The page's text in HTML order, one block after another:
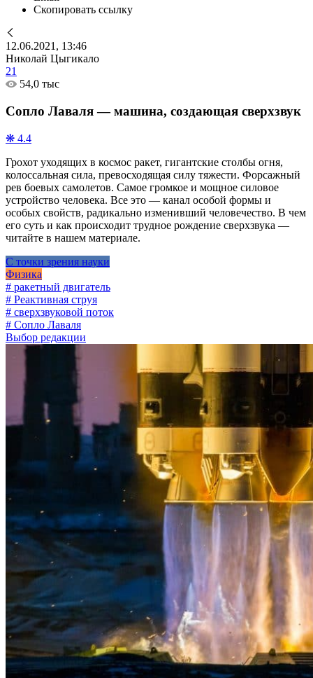
Скопировать ссылку
12.06.2021, 13:46
Николай Цыгикало
21
54,0 тыс
Сопло Лаваля — машина, создающая сверхзвук
❋ 4.4
Грохот уходящих в космос ракет, гигантские столбы огня,
колоссальная сила, превосходящая силу тяжести. Форсажный
рев боевых самолетов. Самое громкое и мощное силовое
устройство человека. Все это — канал особой формы и
особых свойств, радикально изменивший человечество. В чем
его суть и как происходит трудное рождение сверхзвука —
читайте в нашем материале.
С точки зрения науки
Физика
# ракетный двигатель
# Реактивная струя
# сверхзвуковой поток
# Сопло Лаваля
Выбор редакции